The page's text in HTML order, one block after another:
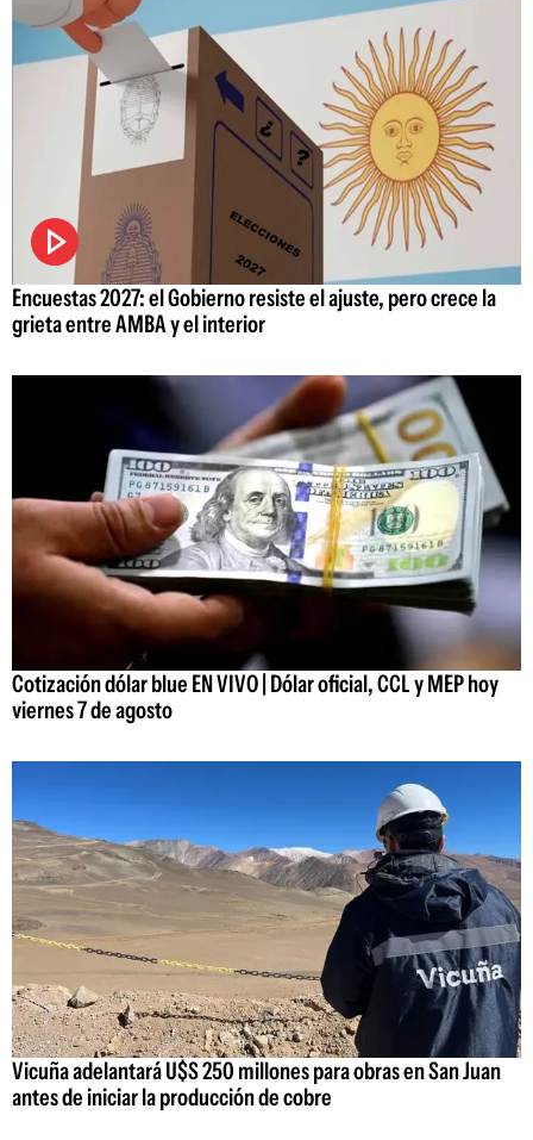
Encuestas 2027: el Gobierno resiste el ajuste, pero crece la
grieta entre AMBA y el interior
Cotización dólar blue EN VIVO | Dólar oficial, CCL y MEP hoy
viernes 7 de agosto
Vicuña adelantará U$S 250 millones para obras en San Juan
antes de iniciar la producción de cobre